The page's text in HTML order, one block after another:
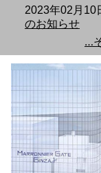
2023年02月10
のお知らせ
…